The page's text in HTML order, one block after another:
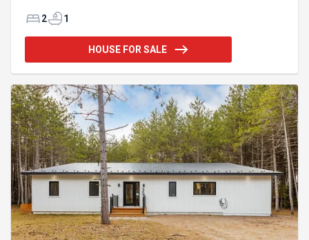
de la célèbre Réserve faunique Mastigouche, ce
de pêche, de randonnée, de motoneige et de VTT.Il
vous permettra de profiter d'un environnement
refuge de fin de semaine, chalet familial. Je
2 1
HOUSE FOR SALE